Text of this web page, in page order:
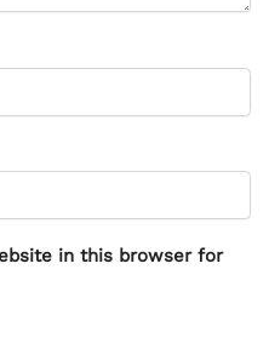
in this browser for